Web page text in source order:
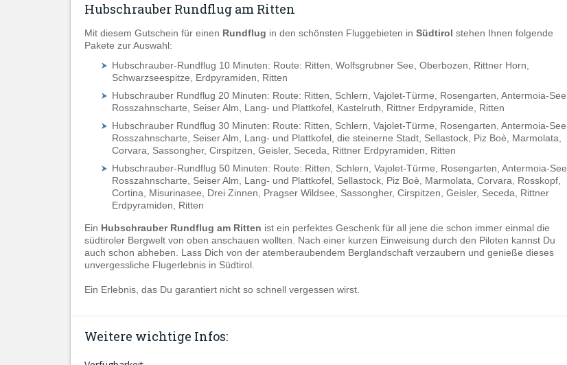
Hubschrauber Rundflug am Ritten
Mit diesem Gutschein für einen Rundflug in den schönsten Fluggebieten in Südtirol stehen Ihnen folgende
Pakete zur Auswahl:
Hubschrauber-Rundflug 10 Minuten: Route: Ritten, Wolfsgrubner See, Oberbozen, Rittner Horn,
Schwarzseespitze, Erdpyramiden, Ritten
Hubschrauber Rundflug 20 Minuten: Route: Ritten, Schlern, Vajolet-Türme, Rosengarten, Antermoia-See,
Rosszahnscharte, Seiser Alm, Lang- und Plattkofel, Kastelruth, Rittner Erdpyramide, Ritten
Hubschrauber Rundflug 30 Minuten: Route: Ritten, Schlern, Vajolet-Türme, Rosengarten, Antermoia-See,
Rosszahnscharte, Seiser Alm, Lang- und Plattkofel, die steinerne Stadt, Sellastock, Piz Boè, Marmolata,
Corvara, Sassongher, Cirspitzen, Geisler, Seceda, Rittner Erdpyramiden, Ritten
Hubschrauber-Rundflug 50 Minuten: Route: Ritten, Schlern, Vajolet-Türme, Rosengarten, Antermoia-See,
Rosszahnscharte, Seiser Alm, Lang- und Plattkofel, Sellastock, Piz Boè, Marmolata, Corvara, Rosskopf,
Cortina, Misurinasee, Drei Zinnen, Pragser Wildsee, Sassongher, Cirspitzen, Geisler, Seceda, Rittner
Erdpyramiden, Ritten
Ein Hubschrauber Rundflug am Ritten ist ein perfektes Geschenk für all jene die schon immer einmal die
südtiroler Bergwelt von oben anschauen wollten. Nach einer kurzen Einweisung durch den Piloten kannst Du
auch schon abheben. Lass Dich von der atemberaubendem Berglandschaft verzaubern und genieße dieses
unvergessliche Flugerlebnis in Südtirol.
Ein Erlebnis, das Du garantiert nicht so schnell vergessen wirst.
Weitere wichtige Infos: